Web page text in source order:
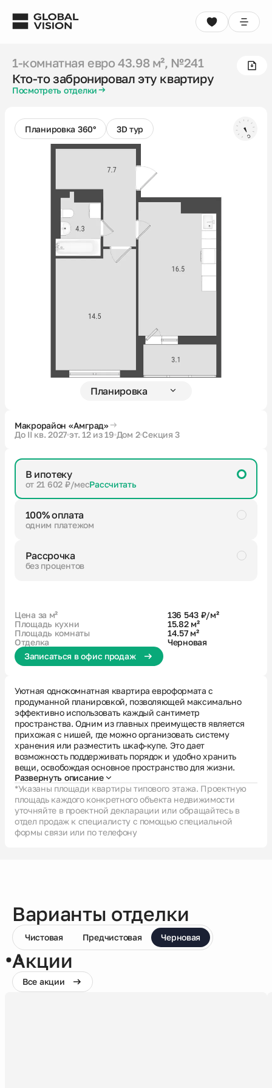
Выбрать квартиру Консультация
Проекты
Недвижимость
Жителям
Партнерам
Контакты
1-комнатная евро
Кто‑то забронировал эту квартиру
1-комнатная евро43.98 м², №241
Кто‑то забронировал эту квартиру
Посмотреть отделки
Планировка 360° 3D тур
Макрорайон «Амград»
До II кв. 2027 эт. 12 из 19 Дом 2 Секция 3
В ипотеку
от 21 602 ₽/месРассчитать
100% оплата
одним платежом
Рассрочка
без процентов
Цена за м²
136 543 ₽/м²
Площадь кухни
15.82 м²
Площадь комнаты
14.57 м²
Отделка
Черновая
Записаться в офис продаж
Уютная однокомнатная квартира евроформата с
продуманной планировкой, позволяющей максимально
эффективно использовать каждый сантиметр
пространства. Одним из главных преимуществ является
прихожая с нишей, где можно организовать систему
хранения или разместить шкаф-купе. Это дает
возможность поддерживать порядок и удобно хранить
вещи, освобождая основное пространство для жизни.
Развернуть описание
*Указаны площади квартиры типового этажа. Проектную
площадь каждого конкретного объекта недвижимости
уточняйте в проектной декларации или обращайтесь в
отдел продаж к специалисту с помощью специальной
формы связи или по телефону
Варианты отделки
Чистовая Предчистовая Черновая
Акции
Все акции